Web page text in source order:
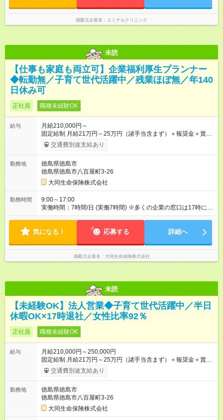
掲載元企業名 エミナルクリニック
未読
【仕事も家庭も両立可】企業福利厚生プランナー
◆転勤無／子育て世代活躍中／残業ほぼ無／年140
日休み可
正社員 職種未経験OK
給与
月給210,000円～
固定給制 月給21万円～25万円（諸手当含まず）＋報奨金＋賞与
年2回 ※能力により異なる。 ★平均月収46万7000円（2024年度
実績） ※上記には賞与は含まれていません。 ◆入社前に行なわ
8000円です（※最低賃金以上を支給） 【試用期間】試用期間あ
り 試用期間の長さ：6ヶ月 雇用形態、給与は本採用時と同じで
す。
交通費別途支給あり
勤務地
徳島県徳島市
徳島県徳島市八百屋町3-26
大同生命保険株式会社
勤務時間
9:00～17:00
実働時間：7時間/日 (実働7時間) ※多くの企業の窓口は17時に閉
まるため、夜遅くまでの営業はありません。定時に退社する社
施。勤務時間は10：00～17：00（休憩1時間）。資格獲得のた
気になる！ 応募する 詳細へ
掲載元企業名 大同生命保険株式会社
未読
【未経験OK】法人営業◆子育て世代活躍中／半日
休暇OK×17時退社／女性比率92％
正社員 職種未経験OK
給与
月給210,000円～250,000円
固定給制 月給21万円～25万円（諸手当含まず）＋報奨金＋賞与
年2回 ※能力により異なる。 ★平均月収46万7000円（2024年度
実績） ※上記には賞与は含まれていません。 ◆入社前に行なわ
8000円です（※最低賃金以上を支給） 【試用期間】試用期間あ
り 試用期間の長さ：6ヶ月 雇用形態、給与は本採用時と同じで
す。
交通費別途支給あり
勤務地
徳島県徳島市
徳島県徳島市八百屋町3-26
大同生命保険株式会社